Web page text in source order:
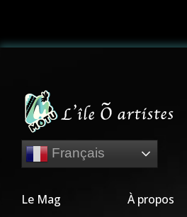
Français
Le Mag
À propos